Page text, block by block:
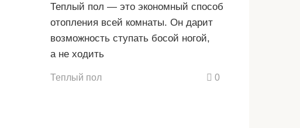
Теплый пол — это экономный способ
отопления всей комнаты. Он дарит
возможность ступать босой ногой,
а не ходить
Теплый пол 0